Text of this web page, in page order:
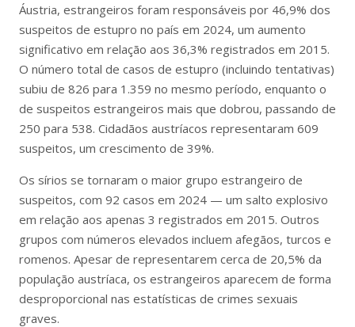
Áustria, estrangeiros foram responsáveis por 46,9% dos
suspeitos de estupro no país em 2024, um aumento
significativo em relação aos 36,3% registrados em 2015.
O número total de casos de estupro (incluindo tentativas)
subiu de 826 para 1.359 no mesmo período, enquanto o
de suspeitos estrangeiros mais que dobrou, passando de
250 para 538. Cidadãos austríacos representaram 609
suspeitos, um crescimento de 39%.
Os sírios se tornaram o maior grupo estrangeiro de
suspeitos, com 92 casos em 2024 — um salto explosivo
em relação aos apenas 3 registrados em 2015. Outros
grupos com números elevados incluem afegãos, turcos e
romenos. Apesar de representarem cerca de 20,5% da
população austríaca, os estrangeiros aparecem de forma
desproporcional nas estatísticas de crimes sexuais
graves.